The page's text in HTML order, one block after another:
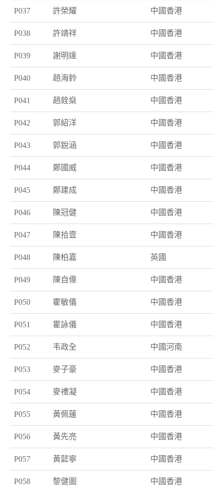
P037 許榮耀 中國香港
P038 許靖祥 中國香港
P039 謝明達 中國香港
P040 趙海鈴 中國香港
P041 趙銓燊 中國香港
P042 郭紹洋 中國香港
P043 郭銳涵 中國香港
P044 鄭國威 中國香港
P045 鄭建成 中國香港
P046 陳冠健 中國香港
P047 陳拾壹 中國香港
P048 陳柏嘉 英國
P049 陳自偉 中國香港
P050 霍敏儀 中國香港
P051 霍詠儀 中國香港
P052 韦政全 中國河南
P053 麥子豪 中國香港
P054 麥禮凝 中國香港
P055 黃佩蓮 中國香港
P056 黃先亮 中國香港
P057 黃懿寧 中國香港
P058 黎健圖 中國香港